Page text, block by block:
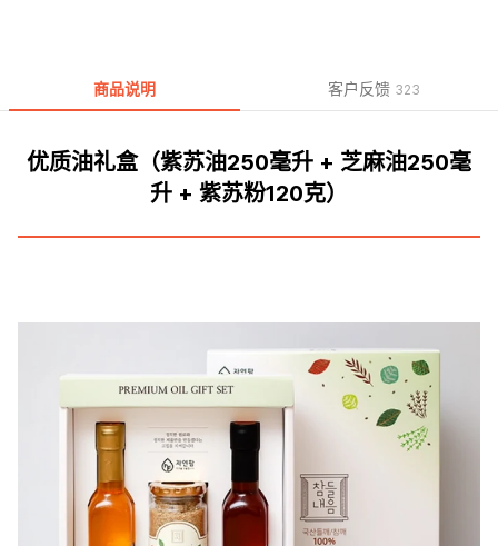
商品说明 客户反馈 323
优质油礼盒（紫苏油250毫升 + 芝麻油250毫
升 + 紫苏粉120克）